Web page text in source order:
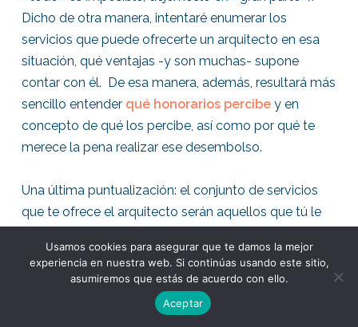
Dicho de otra manera, intentaré enumerar los
servicios que puede ofrecerte un arquitecto en esa
situación, qué ventajas -y son muchas- supone
contar con él. De esa manera, además, resultará más
sencillo entender qué honorarios percibe y en
concepto de qué los percibe, así como por qué te
merece la pena realizar ese desembolso.
Una última puntualización: el conjunto de servicios
que te ofrece el arquitecto serán aquellos que tú le
diez, o en todos los que comentaremos en la serie.
Dependerá de lo que acuerdes con él -y cobrará en
Usamos cookies para asegurar que te damos la mejor
experiencia en nuestra web. Si continúas usando este sitio,
asumiremos que estás de acuerdo con ello.
Aceptar